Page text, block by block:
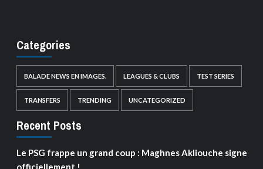
Categories
BALADE NEWS EN IMAGES. LEAGUES & CLUBS TEST SERIES
TRANSFERS TRENDING UNCATEGORIZED
Recent Posts
Le PSG frappe un grand coup : Maghnes Akliouche signe
officiellement !